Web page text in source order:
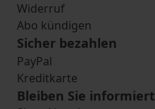
Widerruf
Abo kündigen
Sicher bezahlen
PayPal
Kreditkarte
Bleiben Sie informiert